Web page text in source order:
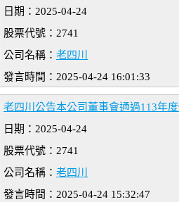
日期：2025-04-24
股票代號：2741
公司名稱： 老四川
發言時間：2025-04-24 16:01:33
老四川公告本公司董事會通過113年
日期：2025-04-24
股票代號：2741
公司名稱： 老四川
發言時間：2025-04-24 15:32:47